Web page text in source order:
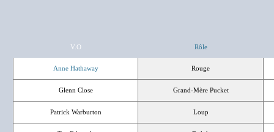
V.O Rôle
Anne Hathaway Rouge
Glenn Close Grand-Mère Pucket
Patrick Warburton Loup